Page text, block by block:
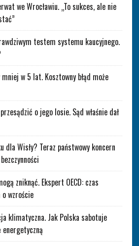
we Wrocławiu. „To sukces, ale nie
testem systemu kaucyjnego.
w 5 lat. Kosztowny błąd może
o jego losie. Sąd właśnie dał
dla Wisły? Teraz państwowy koncern
zniknąć. Ekspert OECD: czas
wzroście
klimatyczna. Jak Polska sabotuje